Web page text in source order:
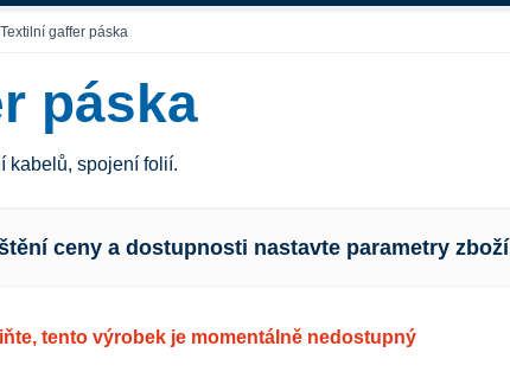
gaffer páska
páska
kabelů, spojení folií.
ceny a dostupnosti nastavte parametry zboží
tento výrobek je momentálně nedostupný